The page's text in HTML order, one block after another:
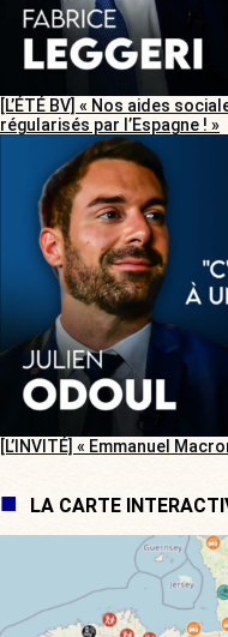
[L’ÉTÉ BV] « Nos aides
régularisés par l’Espagne ! »
[L’INVITÉ] « Emmanuel
LA CARTE